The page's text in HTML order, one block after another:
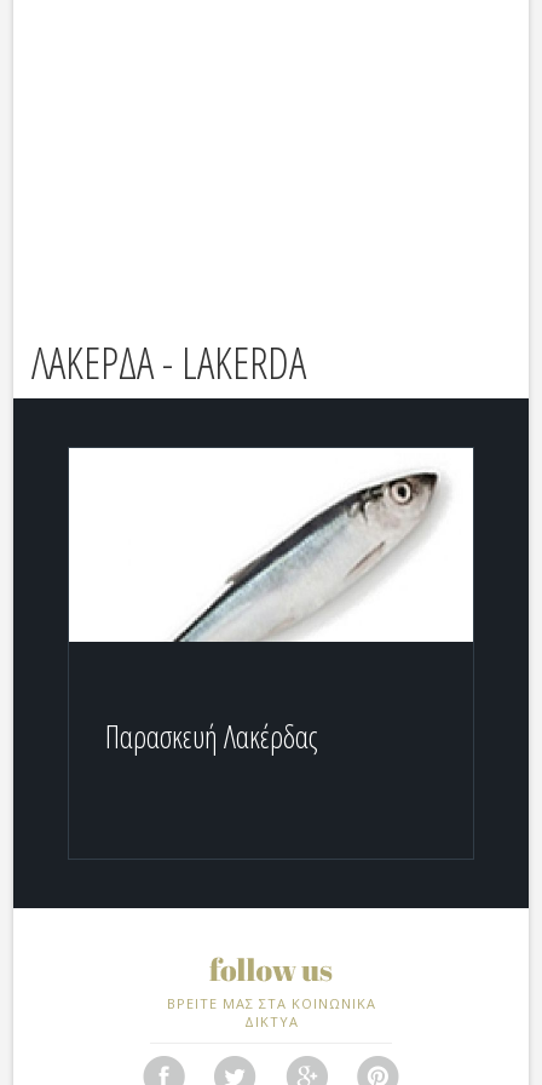
ΛΑΚΕΡΔΑ - LAKERDA
Παρασκευή Λακέρδας
ΒΡΕΙΤΕ ΜΑΣ ΣΤΑ ΚΟΙΝΩΝΙΚΑ
ΔΙΚΤΥΑ